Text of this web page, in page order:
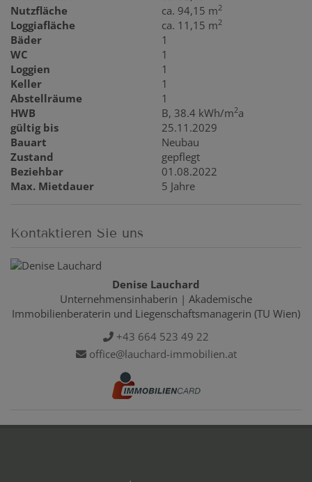
Nutzfläche ca. 94,15 m2
Loggiafläche ca. 11,15 m2
Bäder
1
WC
1
Loggien
1
Keller
1
Abstellräume
1
HWB
B, 38.4 kWh/m2a
gültig bis
25.11.2029
Bauart
Neubau
Zustand
gepflegt
Beziehbar
01.08.2022
Max. Mietdauer
5 Jahre
Kontaktieren Sie uns
Denise Lauchard
Unternehmensinhaberin | Akademische
Immobilienberaterin und Liegenschaftsmanagerin (TU Wien)
+43 664 523 49 22
office@lauchard-immobilien.at